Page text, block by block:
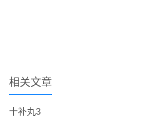
相关文章
十补丸3